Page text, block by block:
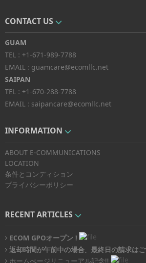
CONTACT US
GUAM
TEL : +1-671-989-7788
EMAIL : guamcare@ecomllc.net
SAIPAN
TEL : +1-670-288-7788
EMAIL : saipancare@ecomllc.net
INFORMATION
ABOUT E-COMMUNICATIONS
LOCATION
条件とコンディション
プライバシーポリシー
RECENT ARTICLES
ECOM GPOオープン !
返却時間が午前中の場合、最終日の請求はご
ざいません!!
ホームぺージリニューアル記念!!